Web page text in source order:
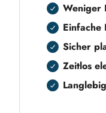
Weniger
Einfache
Sicher
Zeitlos